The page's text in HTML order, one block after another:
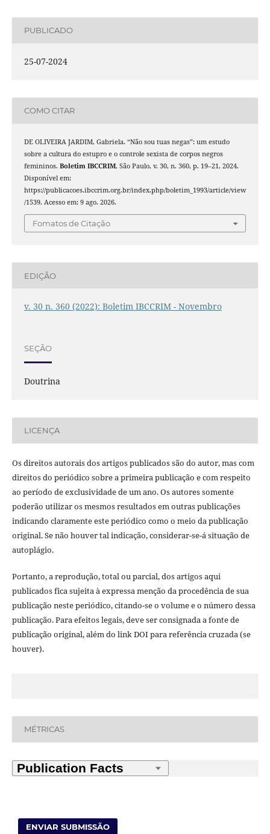
PUBLICADO
25-07-2024
COMO CITAR
DE OLIVEIRA JARDIM, Gabriela. “Não sou tuas negas”: um estudo
sobre a cultura do estupro e o controle sexista de corpos negros
femininos. Boletim IBCCRIM, São Paulo, v. 30, n. 360, p. 19–21, 2024.
Disponível em:
https://publicacoes.ibccrim.org.br/index.php/boletim_1993/article/view
/1539. Acesso em: 9 ago. 2026.
Fomatos de Citação
EDIÇÃO
v. 30 n. 360 (2022): Boletim IBCCRIM - Novembro
SEÇÃO
Doutrina
LICENÇA
Os direitos autorais dos artigos publicados são do autor, mas com
direitos do periódico sobre a primeira publicação e com respeito
ao período de exclusividade de um ano. Os autores somente
poderão utilizar os mesmos resultados em outras publicações
indicando claramente este periódico como o meio da publicação
original. Se não houver tal indicação, considerar-se-á situação de
autoplágio.
Portanto, a reprodução, total ou parcial, dos artigos aqui
publicados fica sujeita à expressa menção da procedência de sua
publicação neste periódico, citando-se o volume e o número dessa
publicação. Para efeitos legais, deve ser consignada a fonte de
publicação original, além do link DOI para referência cruzada (se
houver).
MÉTRICAS
ENVIAR SUBMISSÃO